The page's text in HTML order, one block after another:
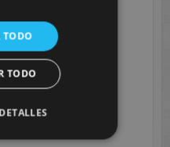
y web en este
comente.
TODO
TODO